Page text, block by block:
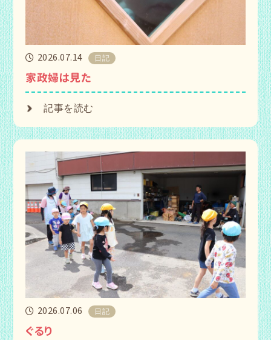
2026.07.14 日記
家政婦は見た
記事を読む
2026.07.06 日記
ぐるり